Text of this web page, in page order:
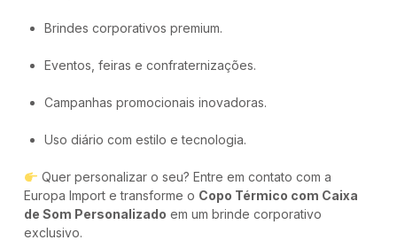
Brindes corporativos premium.
Eventos, feiras e confraternizações.
Campanhas promocionais inovadoras.
Uso diário com estilo e tecnologia.
Quer personalizar o seu? Entre em contato com a
Europa Import e transforme o Copo Térmico com Caixa
de Som Personalizado em um brinde corporativo
exclusivo.